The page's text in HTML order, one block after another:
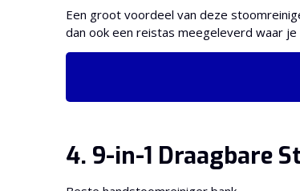
Een groot voordeel van deze
dan ook een reistas meegeleverd waar
4. 9-in-1 Draagbare